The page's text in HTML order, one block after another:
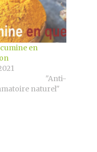
en
"Anti-
naturel"